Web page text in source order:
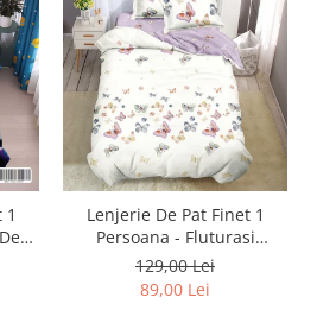
1
Lenjerie De Pat Finet 1
Persoana - Fluturasi
Multicolori
129,00 Lei
89,00 Lei